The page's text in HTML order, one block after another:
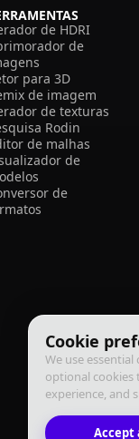
Cookie
We use
optional cookies
experience, and
Accept
de HDRI
de
para 3D
de imagem
de texturas
Rodin
de malhas
de
de